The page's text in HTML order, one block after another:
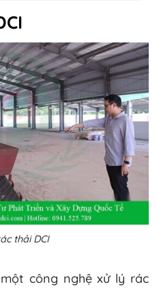
thải DCI
công nghệ xử lý rác